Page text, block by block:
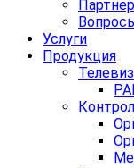
Услуги
Продукция